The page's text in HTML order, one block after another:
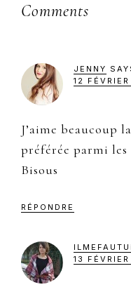
Reader
Comments
JENNY
12
J’aime beaucoup
préférée parmi les
Bisous
RÉPONDRE
13